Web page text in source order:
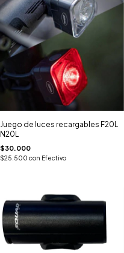
Juego de luces recargables F20L
N20L
$30.000
$25.500 con Efectivo